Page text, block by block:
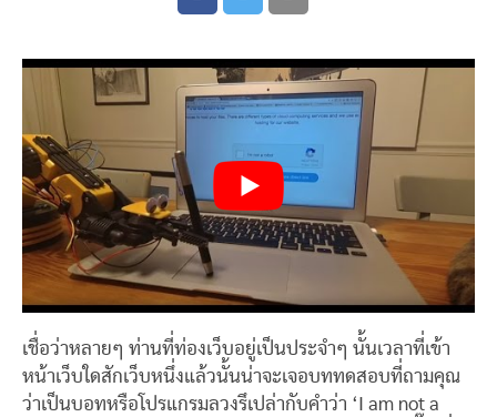
เชื่อว่าหลายๆ ท่านที่ท่องเว็บอยู่เป็นประจำๆ นั้นเวลาที่เข้า
หน้าเว็บใดสักเว็บหนึ่งแล้วนั้นน่าจะเจอบททดสอบที่ถามคุณ
ว่าเป็นบอทหรือโปรแกรมลวงรึเปล่ากับคำว่า ‘I am not a